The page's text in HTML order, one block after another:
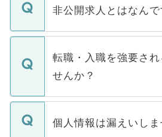
登録内容を確認し、その
ます。通常、5営業日以
いただきますので、しば
い。
非公開求人とはなんで
マイナビDOCTORで取
うち約3割は、Webサイ
けない「非公開求人」で
下記の理由によって、一
ません。
■応募殺到を避けるため
転職・入職を強要さ
せんか？
転職・入職を強要するこ
ん。また、仮に応募先か
個人情報は漏えいしま